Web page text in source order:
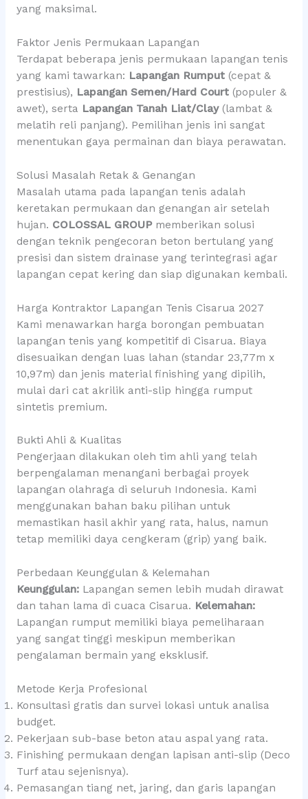
yang maksimal.
Faktor Jenis Permukaan Lapangan
Terdapat beberapa jenis permukaan lapangan tenis
yang kami tawarkan: Lapangan Rumput(cepat &
prestisius), Lapangan Semen/Hard Court(populer &
awet), serta Lapangan Tanah Liat/Clay(lambat &
melatih reli panjang). Pemilihan jenis ini sangat
menentukan gaya permainan dan biaya perawatan.
Solusi Masalah Retak & Genangan
Masalah utama pada lapangan tenis adalah
keretakan permukaan dan genangan air setelah
hujan. COLOSSAL GROUPmemberikan solusi
dengan teknik pengecoran beton bertulang yang
presisi dan sistem drainase yang terintegrasi agar
lapangan cepat kering dan siap digunakan kembali.
Harga Kontraktor Lapangan Tenis Cisarua 2027
Kami menawarkan harga borongan pembuatan
lapangan tenis yang kompetitif di Cisarua. Biaya
disesuaikan dengan luas lahan (standar 23,77m x
10,97m) dan jenis material finishing yang dipilih,
mulai dari cat akrilik anti-slip hingga rumput
sintetis premium.
Bukti Ahli & Kualitas
Pengerjaan dilakukan oleh tim ahli yang telah
berpengalaman menangani berbagai proyek
lapangan olahraga di seluruh Indonesia. Kami
menggunakan bahan baku pilihan untuk
memastikan hasil akhir yang rata, halus, namun
tetap memiliki daya cengkeram (grip) yang baik.
Perbedaan Keunggulan & Kelemahan
Keunggulan:Lapangan semen lebih mudah dirawat
dan tahan lama di cuaca Cisarua. Kelemahan:
Lapangan rumput memiliki biaya pemeliharaan
yang sangat tinggi meskipun memberikan
pengalaman bermain yang eksklusif.
Metode Kerja Profesional
Konsultasi gratis dan survei lokasi untuk analisa
budget.
Pekerjaan sub-base beton atau aspal yang rata.
Finishing permukaan dengan lapisan anti-slip (Deco
Turf atau sejenisnya).
Pemasangan tiang net, jaring, dan garis lapangan